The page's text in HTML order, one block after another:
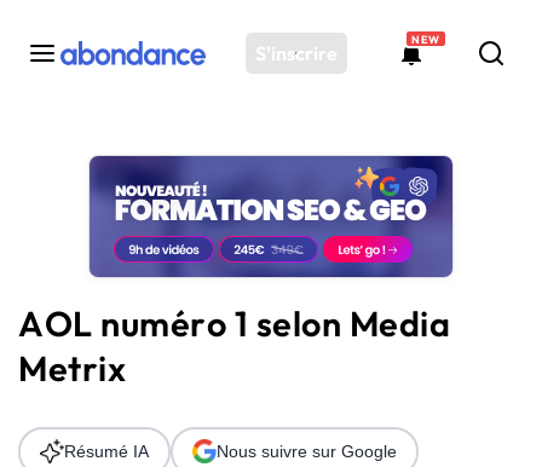
S'inscrire
NEW
Toutes les actus
Actus SEO
Plateforme
Solutions
Ressources
Audit SEO
AOL numéro 1 selon Media
Metrix
Résumé IA Nous suivre sur Google